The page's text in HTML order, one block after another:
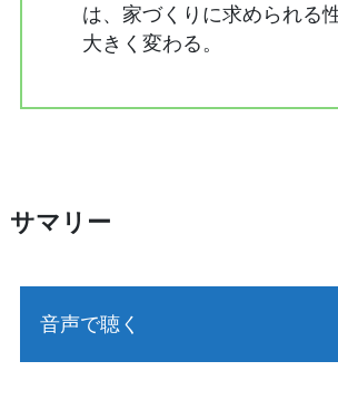
は、家づくりに求められる
大きく変わる。
サマリー
音声で聴く